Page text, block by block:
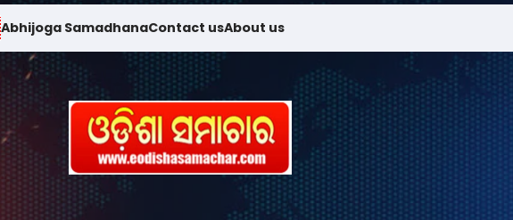
Abhijoga SamadhanaContact usAbout us